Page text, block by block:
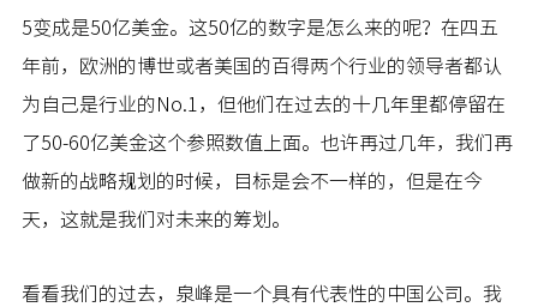
5变成是50亿美金。这50亿的数字是怎么来的呢？在四五
年前，欧洲的博世或者美国的百得两个行业的领导者都认
为自己是行业的No.1，但他们在过去的十几年里都停留在
了50-60亿美金这个参照数值上面。也许再过几年，我们再
做新的战略规划的时候，目标是会不一样的，但是在今
天，这就是我们对未来的筹划。
看看我们的过去，泉峰是一个具有代表性的中国公司。我